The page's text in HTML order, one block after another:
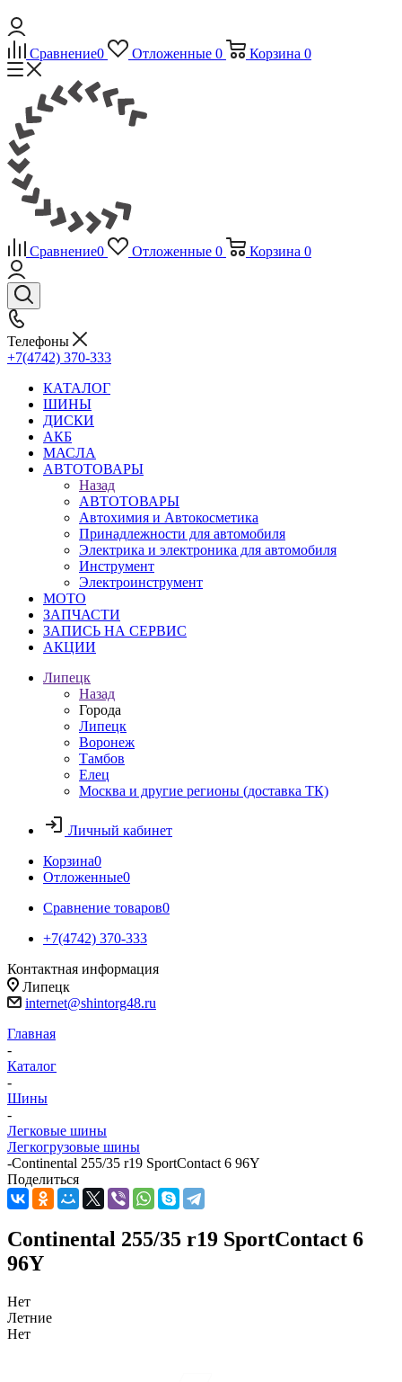
Сравнение0 Отложенные 0 Корзина 0
Сравнение0 Отложенные 0 Корзина 0
Телефоны
+7(4742) 370-333
КАТАЛОГ
ШИНЫ
ДИСКИ
АКБ
МАСЛА
АВТОТОВАРЫ
Назад
АВТОТОВАРЫ
Автохимия и Автокосметика
Принадлежности для автомобиля
Электрика и электроника для автомобиля
Инструмент
Электроинструмент
МОТО
ЗАПЧАСТИ
ЗАПИСЬ НА СЕРВИС
АКЦИИ
Липецк
Назад
Города
Липецк
Воронеж
Тамбов
Елец
Москва и другие регионы (доставка ТК)
Личный кабинет
Корзина0
Отложенные0
Сравнение товаров0
+7(4742) 370-333
Контактная информация
Липецк
internet@shintorg48.ru
Главная
-
Каталог
-
Шины
-
Легковые шины
Легкогрузовые шины
-Continental 255/35 r19 SportContact 6 96Y
Поделиться
Continental 255/35 r19 SportContact 6
96Y
Нет
Летние
Нет